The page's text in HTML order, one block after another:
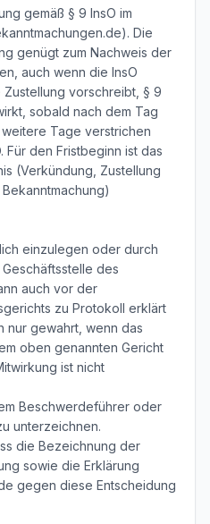
gemäß § 9 InsO im
Die
genügt zum Nachweis der
auch wenn die InsO
vorschreibt, § 9
sobald nach dem Tag
Tage verstrichen
Für den Fristbeginn ist das
(Verkündung, Zustellung
einzulegen oder durch
des
auch vor der
zu Protokoll erklärt
nur gewahrt, wenn das
oben genannten Gericht
ist nicht
Beschwerdeführer oder
unterzeichnen.
die Bezeichnung der
sowie die Erklärung
gegen diese Entscheidung